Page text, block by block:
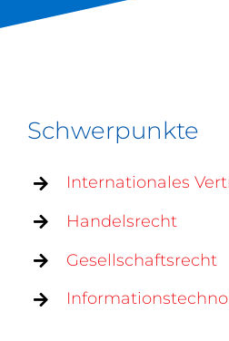
Schwerpunkte
Internationales
Handelsrecht
Gesellschaftsrecht